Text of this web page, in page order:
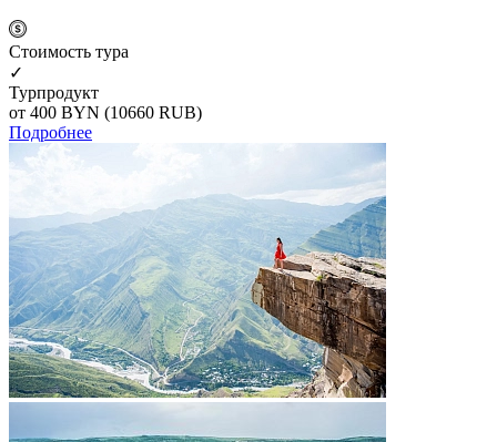
Cтоимость тура
✓
Турпродукт
от 400 BYN (10660 RUB)
Подробнее